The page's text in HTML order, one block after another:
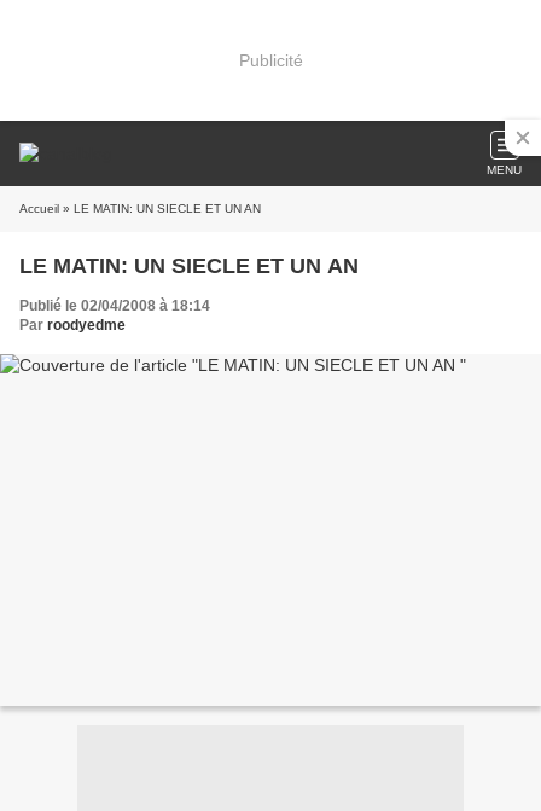
Publicité
MENU
Accueil » LE MATIN: UN SIECLE ET UN AN
LE MATIN: UN SIECLE ET UN AN
Publié le 02/04/2008 à 18:14
Par roodyedme